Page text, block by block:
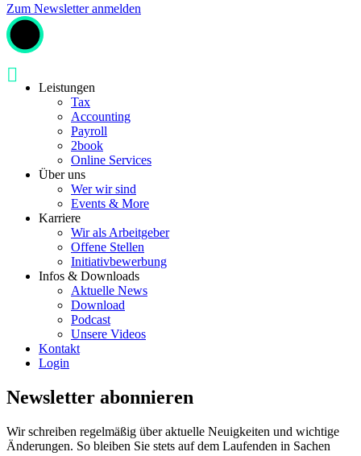
Zum Newsletter anmelden
Leistungen
Tax
Accounting
Payroll
2book
Online Services
Über uns
Wer wir sind
Events & More
Karriere
Wir als Arbeitgeber
Offene Stellen
Initiativbewerbung
Infos & Downloads
Aktuelle News
Download
Podcast
Unsere Videos
Kontakt
Login
Newsletter abonnieren
Wir schreiben regelmäßig über aktuelle Neuigkeiten und wichtige
Änderungen. So bleiben Sie stets auf dem Laufenden in Sachen